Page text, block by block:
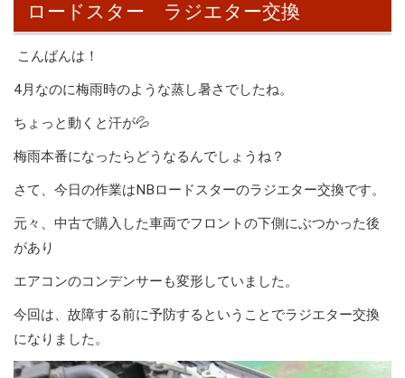
ロードスター ラジエター交換
こんばんは！
4月なのに梅雨時のような蒸し暑さでしたね。
ちょっと動くと汗が💦
梅雨本番になったらどうなるんでしょうね？
さて、今日の作業はNBロードスターのラジエター交換です。
元々、中古で購入した車両でフロントの下側にぶつかった後
があり
エアコンのコンデンサーも変形していました。
今回は、故障する前に予防するということでラジエター交換
になりました。